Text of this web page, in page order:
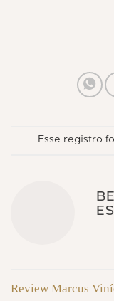
Esse registro
Review Marcus